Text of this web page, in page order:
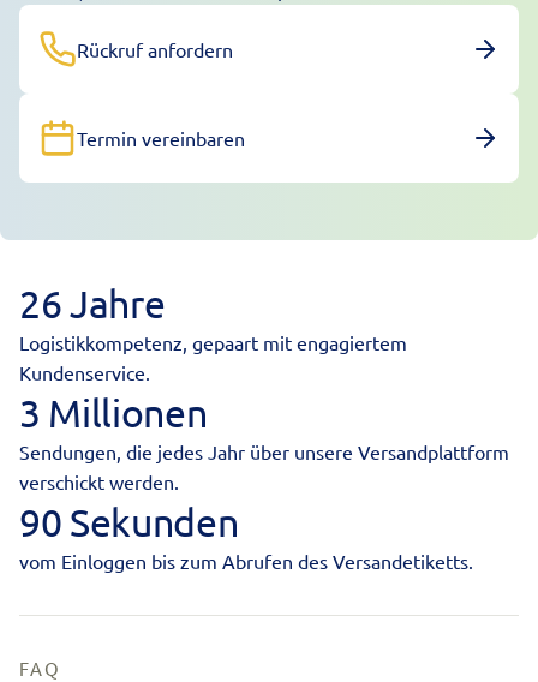
Rückruf anfordern
Termin vereinbaren
26 Jahre
Logistikkompetenz, gepaart mit engagiertem
Kundenservice.
3 Millionen
Sendungen, die jedes Jahr über unsere Versandplattform
verschickt werden.
90 Sekunden
vom Einloggen bis zum Abrufen des Versandetiketts.
FAQ